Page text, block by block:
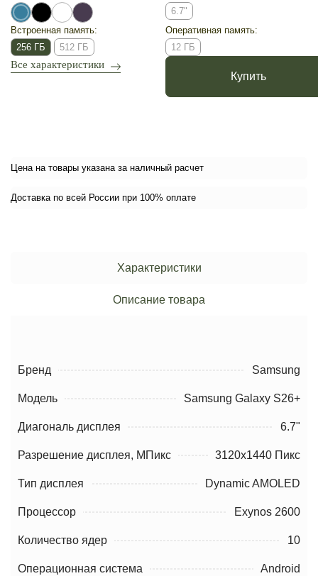
6.7"
Встроенная память:
256 ГБ
512 ГБ
Оперативная память:
12 ГБ
Все характеристики
Купить
Цена на товары указана за наличный расчет
Доставка по всей России при 100% оплате
Характеристики
Описание товара
Бренд Samsung
Модель Samsung Galaxy S26+
Диагональ дисплея 6.7"
Разрешение дисплея, МПикс 3120x1440 Пикс
Тип дисплея Dynamic AMOLED
Процессор Exynos 2600
Количество ядер 10
Операционная система Android